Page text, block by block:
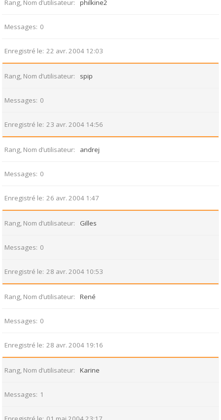
Rang, Nom d’utilisateur philkine2
Messages 0
Enregistré le 22 avr. 2004 12:03
Rang, Nom d’utilisateur spip
Messages 0
Enregistré le 23 avr. 2004 14:56
Rang, Nom d’utilisateur andrej
Messages 0
Enregistré le 26 avr. 2004 1:47
Rang, Nom d’utilisateur Gilles
Messages 0
Enregistré le 28 avr. 2004 10:53
Rang, Nom d’utilisateur René
Messages 0
Enregistré le 28 avr. 2004 19:16
Rang, Nom d’utilisateur Karine
Messages 1